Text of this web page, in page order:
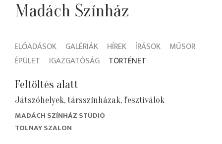
Madách Színház
ELŐADÁSOK GALÉRIÁK HÍREK ÍRÁSOK
MŰSOR
ÉPÜLET
IGAZGATÓSÁG TÖRTÉNET
Feltöltés alatt
Játszóhelyek, társszínházak, fesztiválok
MADÁCH SZÍNHÁZ STÚDIÓ
TOLNAY SZALON